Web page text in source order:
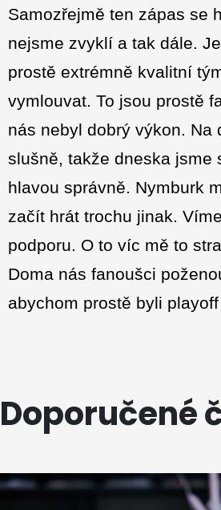
Samozřejmě ten zápas se
nejsme zvyklí a tak dále.
prostě extrémně kvalitní
vymlouvat. To jsou prostě
nás nebyl dobrý výkon.
slušně, takže dneska jsme
hlavou správně. Nymburk
začít hrát trochu jinak.
podporu. O to víc mě to
Doma nás fanoušci
abychom prostě byli
Doporučené